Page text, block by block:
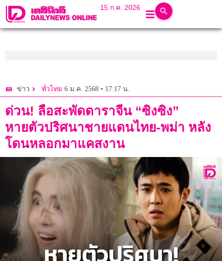
15 ก.ค. 2026
ข่าว ทั่วไทย 6 ม.ค. 2568 • 17:17 น.
ด่วน! ลือสะพัดดาราจีน “ซิงซิง”
หายตัวปริศนาชายแดนไทย-พม่า หลัง
โดนหลอกมาแคสงาน